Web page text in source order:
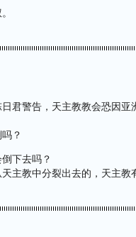
君警告，天主教教会恐因亚
？
下去吗？
主教中分裂出去的，天主教